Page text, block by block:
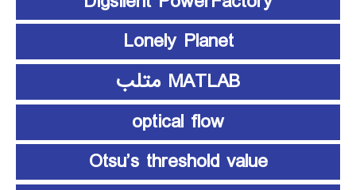
Lonely Planet
MATLAB متلب
optical flow
Otsu’s threshold value